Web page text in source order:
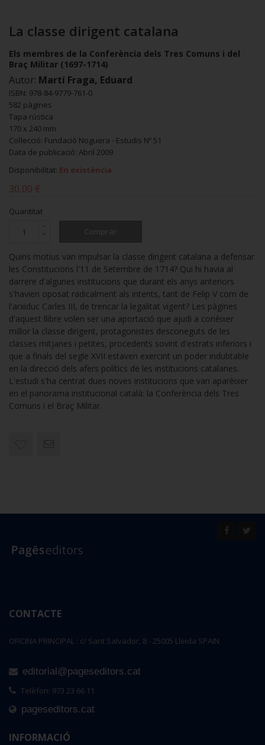
La classe dirigent catalana
Els membres de la Conferència dels Tres Comuns i del
Braç Militar (1697-1714)
Autor: Martí Fraga, Eduard
ISBN: 978-84-9779-761-0
582 pàgines
Tapa rústica
170 x 240 mm
Col·lecció: Fundació Noguera - Estudis Nº 51
Data de publicació: Abril 2009
Disponibilitat: En existència
30,00 €
Quantitat
Quins motius van impulsar la classe dirigent catalana a defensar
les Constitucions l'11 de Setembre de 1714? Qui hi havia al
darrere d'algunes institucions que durant els anys anteriors
s'havien oposat radicalment als intents, tant de Felip V com de
l'arxiduc Carles III, de trencar la legalitat vigent? Les pàgines
d'aquest llibre volen ser una aportació que ajudi a conèixer
millor la classe dirigent, protagonistes desconeguts de les
classes mitjanes i petites, procedents sovint d'estrats inferiors i
que a finals del segle XVII estaven exercint un poder indubtable
en la direcció dels afers polítics de les institucions catalanes.
L'estudi s'ha centrat dues noves institucions que van aparèixer
en el panorama institucional català: la Conferència dels Tres
Comuns i el Braç Militar.
CONTACTE
OFICINA PRINCIPAL : c/ Sant Salvador, 8 - 25005 Lleida SPAIN
editorial@pageseditors.cat
Telèfon: 973 23 66 11
pageseditors.cat
INFORMACIÓ